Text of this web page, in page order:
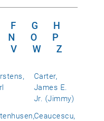
F G
H
N O
P
V W Z
Carter,
James E.
Jr. (Jimmy)
Ceaucescu,